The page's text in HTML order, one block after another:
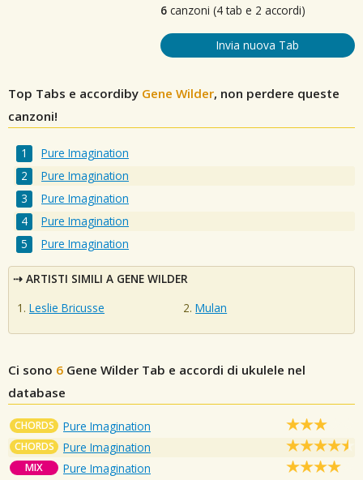
6 canzoni (4 tab e 2 accordi)
Invia nuova Tab
Top Tabs e accordiby Gene Wilder, non perdere queste
canzoni!
Pure Imagination
Pure Imagination
Pure Imagination
Pure Imagination
Pure Imagination
ARTISTI SIMILI A GENE WILDER
Leslie Bricusse
Mulan
Ci sono 6 Gene Wilder Tab e accordi di ukulele nel
database
CHORDS Pure Imagination
CHORDS Pure Imagination
MIX Pure Imagination